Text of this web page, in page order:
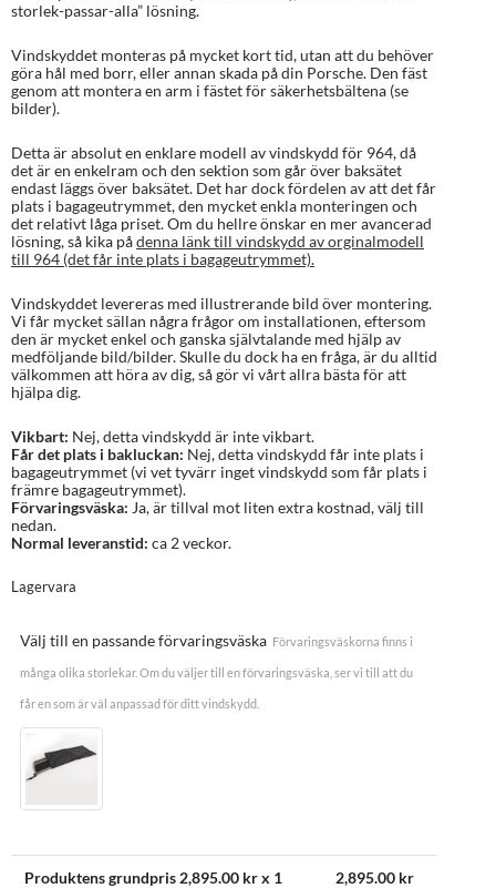
storlek-passar-alla” lösning.
Vindskyddet monteras på mycket kort tid, utan att du behöver
göra hål med borr, eller annan skada på din Porsche. Den fäst
genom att montera en arm i fästet för säkerhetsbältena (se
bilder).
Detta är absolut en enklare modell av vindskydd för 964, då
det är en enkelram och den sektion som går över baksätet
endast läggs över baksätet. Det har dock fördelen av att det får
plats i bagageutrymmet, den mycket enkla monteringen och
det relativt låga priset. Om du hellre önskar en mer avancerad
lösning, så kika pådenna länk till vindskydd av orginalmodell
till 964 (det får inte plats i bagageutrymmet).
Vindskyddet levereras med illustrerande bild över montering.
Vi får mycket sällan några frågor om installationen, eftersom
den är mycket enkel och ganska självtalande med hjälp av
medföljande bild/bilder. Skulle du dock ha en fråga, är du alltid
välkommen att höra av dig, så gör vi vårt allra bästa för att
hjälpa dig.
Vikbart: Nej, detta vindskydd är inte vikbart.
Får det plats i bakluckan: Nej, detta vindskydd får inte plats i
bagageutrymmet (vi vet tyvärr inget vindskydd som får plats i
främre bagageutrymmet).
Förvaringsväska: Ja, är tillval mot liten extra kostnad, välj till
nedan.
Normal leveranstid: ca 2 veckor.
Lagervara
Välj till en passande förvaringsväska Förvaringsväskorna finns i
många olika storlekar. Om du väljer till en förvaringsväska, ser vi till att du
får en som är väl anpassad för ditt vindskydd.
Produktens grundpris 2,895.00 kr x 1 2,895.00 kr